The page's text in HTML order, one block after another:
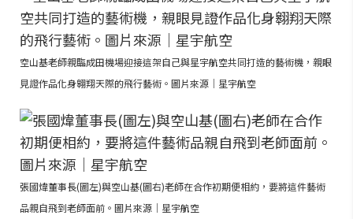
空山基老師親臨成田機場迎接這架自己與星宇航空共同打造的藝術機，親眼
見證作品化身翱翔天際的飛行藝術。圖片來源｜星宇航空
張國煒董事長(圖左)與空山基(圖右)老師在合作初期便相約，要將這件藝術
品親自飛到老師面前。圖片來源｜星宇航空